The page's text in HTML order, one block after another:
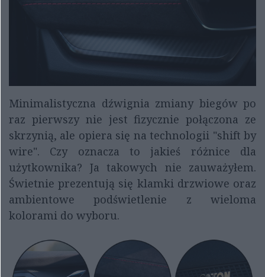
Minimalistyczna dźwignia zmiany biegów po
raz pierwszy nie jest fizycznie połączona ze
skrzynią, ale opiera się na technologii "shift by
wire". Czy oznacza to jakieś różnice dla
użytkownika? Ja takowych nie zauważyłem.
Świetnie prezentują się klamki drzwiowe oraz
ambientowe podświetlenie z wieloma
kolorami do wyboru.